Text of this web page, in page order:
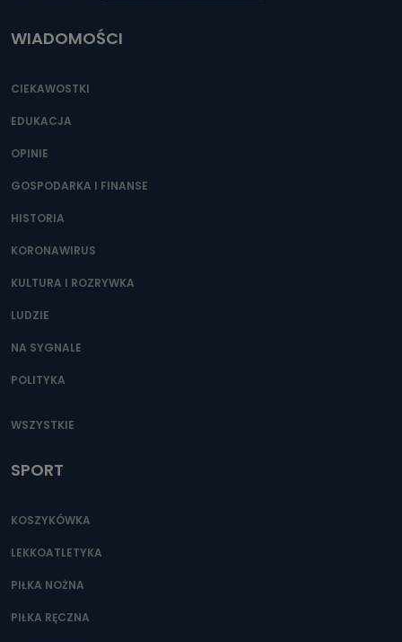
WIADOMOŚCI
CIEKAWOSTKI
EDUKACJA
OPINIE
GOSPODARKA I FINANSE
HISTORIA
KORONAWIRUS
KULTURA I ROZRYWKA
LUDZIE
NA SYGNALE
POLITYKA
WSZYSTKIE
SPORT
KOSZYKÓWKA
LEKKOATLETYKA
PIŁKA NOŻNA
PIŁKA RĘCZNA